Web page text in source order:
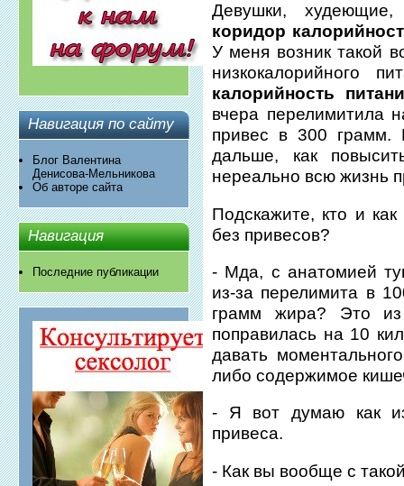
Навигация по сайту
Блог Валентина
Денисова-Мельникова
Об авторе сайта
Навигация
Последние публикации
Девушки, худеющие,
коридор
У меня возник такой
низкокалорийного
калорийность
вчера перелимитила
привес в 300 грамм.
дальше, как
нереально всю жизнь
Подскажите, кто и
без привесов?
- Мда, с анатомией
из-за перелимита в
грамм жира? Это
поправилась на 10
давать
либо содержимое
- Я вот думаю как
привеса.
- Как вы вообще с